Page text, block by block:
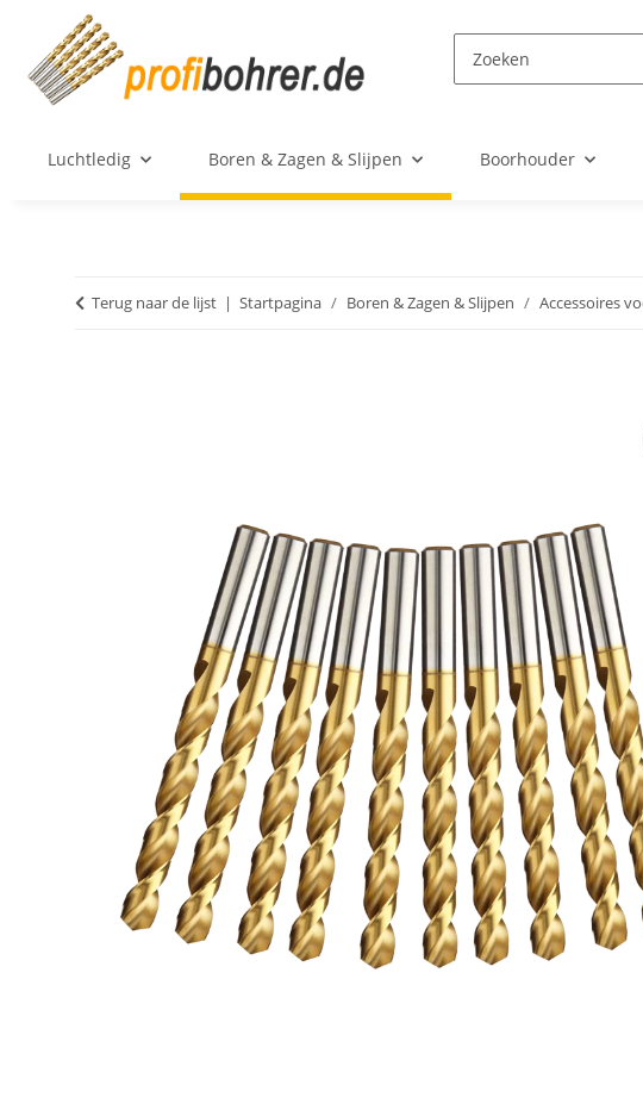
Luchtledig Boren & Zagen & Slijpen Boorhouder
Terug naar de lijst Startpagina Boren & Zagen & Slijpen Accessoires